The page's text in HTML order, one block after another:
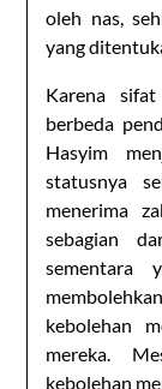
oleh nas,
yang
Karena
berbeda
Hasyim
statusnya
menerima
sebagian
sementara
kebolehan
mereka.
kebolehan